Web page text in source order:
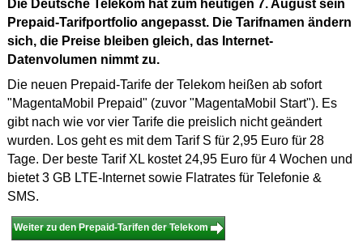
Die Deutsche Telekom hat zum heutigen 7. August sein
Prepaid-Tarifportfolio angepasst. Die Tarifnamen ändern
sich, die Preise bleiben gleich, das Internet-
Datenvolumen nimmt zu.
Die neuen Prepaid-Tarife der Telekom heißen ab sofort
"MagentaMobil Prepaid" (zuvor "MagentaMobil Start"). Es
gibt nach wie vor vier Tarife die preislich nicht geändert
wurden. Los geht es mit dem Tarif S für 2,95 Euro für 28
Tage. Der beste Tarif XL kostet 24,95 Euro für 4 Wochen und
bietet 3 GB LTE-Internet sowie Flatrates für Telefonie &
SMS.
Weiter zu den Prepaid-Tarifen der Telekom